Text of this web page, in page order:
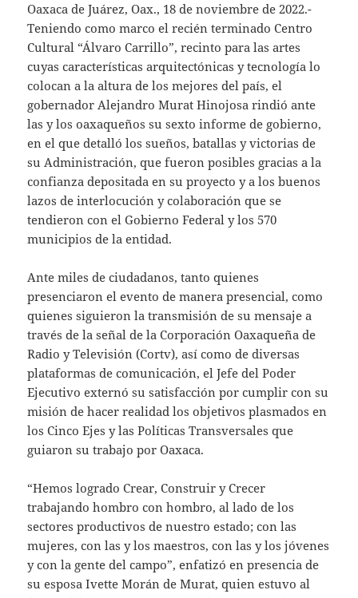
Oaxaca de Juárez, Oax., 18 de noviembre de 2022.-
Teniendo como marco el recién terminado Centro
Cultural “Álvaro Carrillo”, recinto para las artes
cuyas características arquitectónicas y tecnología lo
colocan a la altura de los mejores del país, el
gobernador Alejandro Murat Hinojosa rindió ante
las y los oaxaqueños su sexto informe de gobierno,
en el que detalló los sueños, batallas y victorias de
su Administración, que fueron posibles gracias a la
confianza depositada en su proyecto y a los buenos
lazos de interlocución y colaboración que se
tendieron con el Gobierno Federal y los 570
municipios de la entidad.
Ante miles de ciudadanos, tanto quienes
presenciaron el evento de manera presencial, como
quienes siguieron la transmisión de su mensaje a
través de la señal de la Corporación Oaxaqueña de
Radio y Televisión (Cortv), así como de diversas
plataformas de comunicación, el Jefe del Poder
Ejecutivo externó su satisfacción por cumplir con su
misión de hacer realidad los objetivos plasmados en
los Cinco Ejes y las Políticas Transversales que
guiaron su trabajo por Oaxaca.
“Hemos logrado Crear, Construir y Crecer
trabajando hombro con hombro, al lado de los
sectores productivos de nuestro estado; con las
mujeres, con las y los maestros, con las y los jóvenes
y con la gente del campo”, enfatizó en presencia de
su esposa Ivette Morán de Murat, quien estuvo al